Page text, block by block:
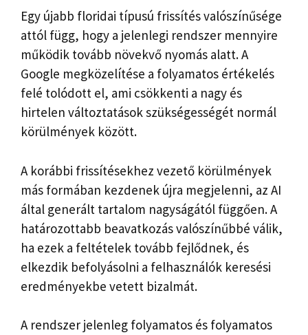
Egy újabb floridai típusú frissítés valószínűsége
attól függ, hogy a jelenlegi rendszer mennyire
működik tovább növekvő nyomás alatt. A
Google megközelítése a folyamatos értékelés
felé tolódott el, ami csökkenti a nagy és
hirtelen változtatások szükségességét normál
körülmények között.
A korábbi frissítésekhez vezető körülmények
más formában kezdenek újra megjelenni, az AI
által generált tartalom nagyságától függően. A
határozottabb beavatkozás valószínűbbé válik,
ha ezek a feltételek tovább fejlődnek, és
elkezdik befolyásolni a felhasználók keresési
eredményekbe vetett bizalmát.
A rendszer jelenleg folyamatos és folyamatos